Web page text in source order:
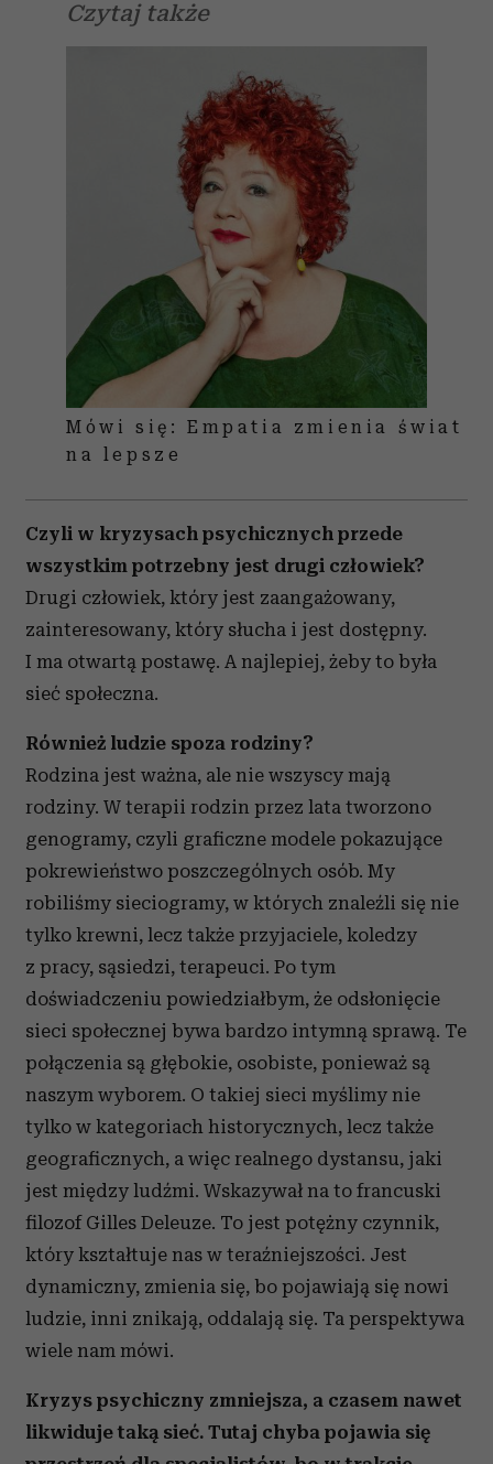
Czytaj także
Mówi się: Empatia zmienia świat
na lepsze
Czyli w kryzysach psychicznych przede
wszystkim potrzebny jest drugi człowiek?
Drugi człowiek, który jest zaangażowany,
zainteresowany, który słucha i jest dostępny.
I ma otwartą postawę. A najlepiej, żeby to była
sieć społeczna.
Również ludzie spoza rodziny?
Rodzina jest ważna, ale nie wszyscy mają
rodziny. W terapii rodzin przez lata tworzono
genogramy, czyli graficzne modele pokazujące
pokrewieństwo poszczególnych osób. My
robiliśmy sieciogramy, w których znaleźli się nie
tylko krewni, lecz także przyjaciele, koledzy
z pracy, sąsiedzi, terapeuci. Po tym
doświadczeniu powiedziałbym, że odsłonięcie
sieci społecznej bywa bardzo intymną sprawą. Te
połączenia są głębokie, osobiste, ponieważ są
naszym wyborem. O takiej sieci myślimy nie
tylko w kategoriach historycznych, lecz także
geograficznych, a więc realnego dystansu, jaki
jest między ludźmi. Wskazywał na to francuski
filozof Gilles Deleuze. To jest potężny czynnik,
który kształtuje nas w teraźniejszości. Jest
dynamiczny, zmienia się, bo pojawiają się nowi
ludzie, inni znikają, oddalają się. Ta perspektywa
wiele nam mówi.
Kryzys psychiczny zmniejsza, a czasem nawet
likwiduje taką sieć. Tutaj chyba pojawia się